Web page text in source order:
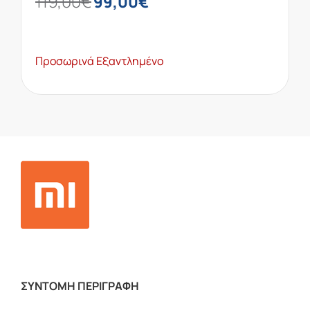
Προσωρινά Εξαντλημένο
ΣΥΝΤΟΜΗ ΠΕΡΙΓΡΑΦΗ